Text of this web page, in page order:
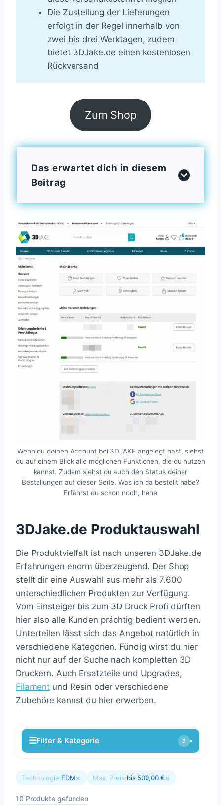
Die Zustellung der Lieferungen
erfolgt in der Regel innerhalb von
zwei bis drei Werktagen, zudem
bietet 3DJake.de einen kostenlosen
Rückversand
Zum Shop
Das erwartet dich in diesem
Beitrag
Wenn du deinen Account bei 3DJAKE angelegt hast, siehst
du auf einem Blick alle möglichen Funktionen, die du nutzen
kannst. Zudem siehst du auch den Status deiner
Bestellungen auf dieser Seite. Was ich da bestellt habe?
Erfährst du schon noch, hehe
3DJake.de Produktauswahl
Die Produktvielfalt ist nach unseren 3DJake.de
Erfahrungen enorm überzeugend. Der Shop
stellt dir eine Auswahl aus mehr als 7.600
unterschiedlichen Produkten zur Verfügung.
Vom Einsteiger bis zum 3D Druck Profi dürften
hier also alle Kunden prächtig bedient werden.
Unterteilen lässt sich das Angebot natürlich in
verschiedene Kategorien. Fündig wirst du hier
nicht nur auf der Suche nach kompletten 3D
Druckern. Auch Ersatzteile und Upgrades,
Filament und Resin oder verschiedene
Zubehöre kannst du hier erwerben.
☰Filter & Kategorie 2 ▾
Technologie:FDM× Max. Preis:bis 500,00 €×
10 Produkte gefunden